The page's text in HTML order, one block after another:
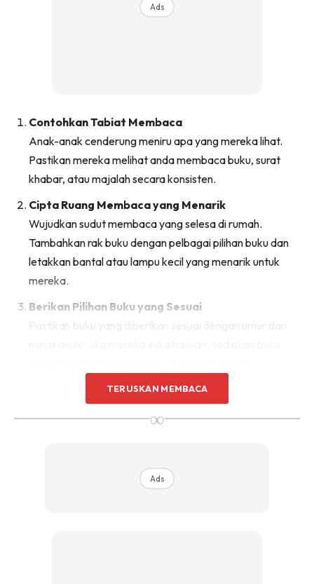
Ads
Contohkan Tabiat Membaca
Anak-anak cenderung meniru apa yang mereka lihat.
Pastikan mereka melihat anda membaca buku, surat
khabar, atau majalah secara konsisten.
Cipta Ruang Membaca yang Menarik
Wujudkan sudut membaca yang selesa di rumah.
Tambahkan rak buku dengan pelbagai pilihan buku dan
letakkan bantal atau lampu kecil yang menarik untuk
mereka.
Berikan Pilihan Buku yang Sesuai
Jadikan Buku Sebagai Hadiah
Raikan pencapaian anak dengan menghadiahkan buku.
TERUSKAN MEMBACA
∞
Ads